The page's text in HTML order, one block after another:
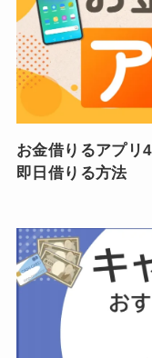
お金借りるアプリ
即日借りる方法